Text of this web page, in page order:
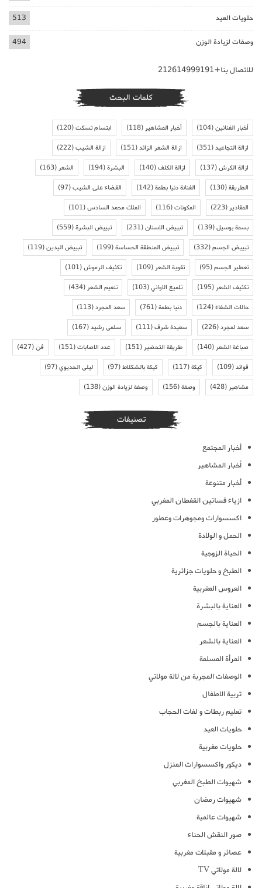
حلويات العيد 513
وصفات لزيادة الوزن 494
للاتصال بنا+212614999191
كلمات البحث
أخبار الفنانين(104) أخبار المشاهير(118) ابتسام تسكت(120)
ازالة التجاعيد(351) ازالة الشعر الزائد(151) ازالة الشيب(222)
ازالة الكرش(137) ازالة الكلف(140) البشرة(194) الشعر(163)
الطريقة(130) الفنانة دنيا بطمة(142) القضاء على الشيب(97)
المقادير(223) المكونات(116) الملك محمد السادس(101)
بسمة بوسيل(139) تبييض الاسنان(231) تبييض البشرة(559)
تبييض الجسم(332) تبييض المنطقة الحساسة(199) تبييض اليدين(119)
تعطير الجسم(95) تقوية الشعر(109) تكثيف الرموش(101)
تكثيف الشعر(195) تلميع الاواني(103) تنعيم الشعر(434)
حالات الشفاء(124) دنيا بطمة(761) سعد المجرد(113)
سعد لمجرد(226) سعيدة شرف(111) سلمى رشيد(167)
صباغة الشعر(140) طريقة التحضير(151) عدد الاصابات(151) فن(427)
فوائد(109) كيكة(117) كيكة بالشكلاط(97) ليلى الحديوي(97)
مشاهير(428) وصفة(156) وصفة لزيادة الوزن(138)
تصنيفات
أخبار المجتمع
أخبار المشاهير
أخبار متنوعة
ازياء فساتين القفطان المغربي
اكسسوارات ومجوهرات وعطور
الحمل و الولادة
الحياة الزوجية
الطبخ و حلويات جزائرية
العروس المغربية
العناية بالبشرة
العناية بالجسم
العناية بالشعر
المرأة المسلمة
الوصفات المجربة من لالة مولاتي
تربية الاطفال
تعليم ربطات و لفات الحجاب
حلويات العيد
حلويات مغربية
ديكور واكسسوارات المنزل
شهيوات الطبخ المغربي
شهيوات رمضان
شهيوات عالمية
صور النقش الحناء
عصائر و مقبلات مغربية
لالة مولاتي TV